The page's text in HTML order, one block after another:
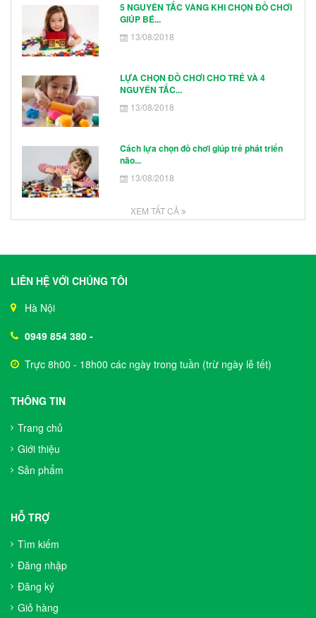
5 NGUYÊN TẮC VÀNG KHI CHỌN ĐỒ CHƠI
GIÚP BÉ...
13/08/2018
LỰA CHỌN ĐỒ CHƠI CHO TRẺ VÀ 4
NGUYÊN TẮC...
13/08/2018
Cách lựa chọn đồ chơi giúp trẻ phát triển
não...
13/08/2018
XEM TẤT CẢ
LIÊN HỆ VỚI CHÚNG TÔI
Hà Nội
0949 854 380 -
Trực 8h00 - 18h00 các ngày trong tuần (trừ ngày lễ tết)
THÔNG TIN
Trang chủ
Giới thiệu
Sản phẩm
HỖ TRỢ
Tìm kiếm
Đăng nhập
Đăng ký
Giỏ hàng